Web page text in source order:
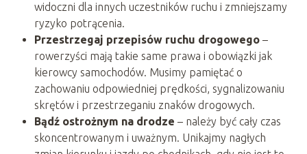
widoczni dla innych uczestników ruchu i zmniejszamy
ryzyko potrącenia.
Przestrzegaj przepisów ruchu drogowego–
rowerzyści mają takie same prawa i obowiązki jak
kierowcy samochodów. Musimy pamiętać o
zachowaniu odpowiedniej prędkości, sygnalizowaniu
skrętów i przestrzeganiu znaków drogowych.
Bądź ostrożnym na drodze – należy być cały czas
skoncentrowanym i uważnym. Unikajmy nagłych